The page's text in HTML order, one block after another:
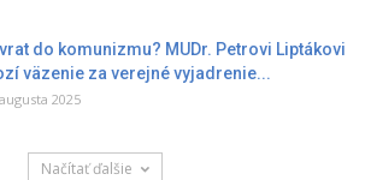
do komunizmu? MUDr. Petrovi Liptákovi
väzenie za verejné vyjadrenie...
2025
Načítať ďalšie